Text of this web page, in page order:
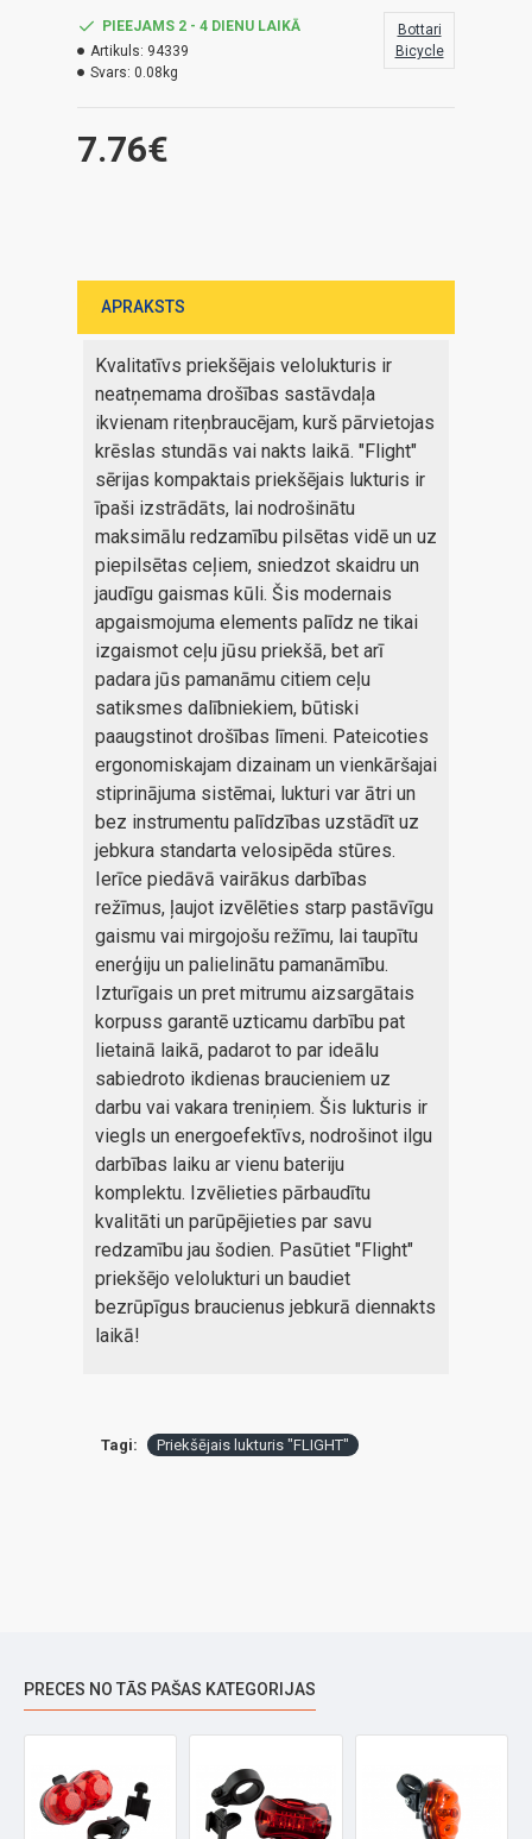
7.76€
PIEEJAMS 2 - 4 DIENU LAIKĀ
Artikuls: 94339
Svars: 0.08kg
Bottari
Bicycle
APRAKSTS
Kvalitatīvs priekšējais velolukturis ir
neatņemama drošības sastāvdaļa
ikvienam riteņbraucējam, kurš pārvietojas
krēslas stundās vai nakts laikā. "Flight"
sērijas kompaktais priekšējais lukturis ir
īpaši izstrādāts, lai nodrošinātu
maksimālu redzamību pilsētas vidē un uz
piepilsētas ceļiem, sniedzot skaidru un
jaudīgu gaismas kūli. Šis modernais
apgaismojuma elements palīdz ne tikai
izgaismot ceļu jūsu priekšā, bet arī
padara jūs pamanāmu citiem ceļu
satiksmes dalībniekiem, būtiski
paaugstinot drošības līmeni. Pateicoties
ergonomiskajam dizainam un vienkāršajai
stiprinājuma sistēmai, lukturi var ātri un
bez instrumentu palīdzības uzstādīt uz
jebkura standarta velosipēda stūres.
Ierīce piedāvā vairākus darbības
režīmus, ļaujot izvēlēties starp pastāvīgu
gaismu vai mirgojošu režīmu, lai taupītu
enerģiju un palielinātu pamanāmību.
Izturīgais un pret mitrumu aizsargātais
korpuss garantē uzticamu darbību pat
lietainā laikā, padarot to par ideālu
sabiedroto ikdienas braucieniem uz
darbu vai vakara treniņiem. Šis lukturis ir
viegls un energoefektīvs, nodrošinot ilgu
darbības laiku ar vienu bateriju
komplektu. Izvēlieties pārbaudītu
kvalitāti un parūpējieties par savu
redzamību jau šodien. Pasūtiet "Flight"
priekšējo velolukturi un baudiet
bezrūpīgus braucienus jebkurā diennakts
laikā!
Tagi: Priekšējais lukturis "FLIGHT"
PRECES NO TĀS PAŠAS KATEGORIJAS